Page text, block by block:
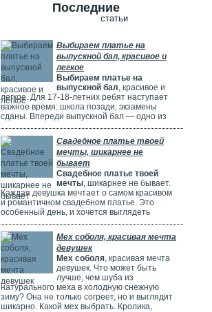
Последние
статьи
Выбираем платье на
выпускной бал, красивое и
легкое
Выбираем платье на
выпускной бал, красивое и
легкое. Для 17-18-летних ребят наступает
важное время: школа позади, экзамены
сданы. Впереди выпускной бал — одно из
самых красивых и радостных событий.
Особенно тщательно готовятся девушки.
Они заранее думают о наряде, прическе,
макияже и аксессуарах. Выпускной бал
можно сравнить с конкурсом красоты. Где
девушки соревнуются, кто лучше выглядит.
Свадебное платье твоей
мечты, шикарнее не
бывает
Свадебное платье твоей
мечты, шикарнее не бывает.
Каждая девушка мечтает о самом красивом
и романтичном свадебном платье. Это
особенный день, и хочется выглядеть
потрясающе! Но выбрать идеальное платье
может быть непросто. Раньше девушки
ходили по магазинам, смотрели каталоги и
искали платье в интернете. Сейчас это
проще благодаря онлайн-каталогам. Там
можно найти много красивых нарядов от
разных дизайнеров.
Мех соболя, красивая мечта
девушек
Мех соболя, красивая мечта
девушек. Что может быть
лучше, чем шуба из
натурального меха в холодную снежную
зиму? Она не только согреет, но и выглядит
шикарно. Какой мех выбрать. Кролика,